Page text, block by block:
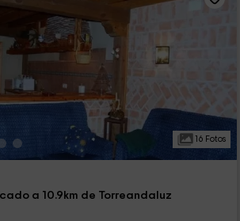
16 Fotos
a 10.9km de Torreandaluz